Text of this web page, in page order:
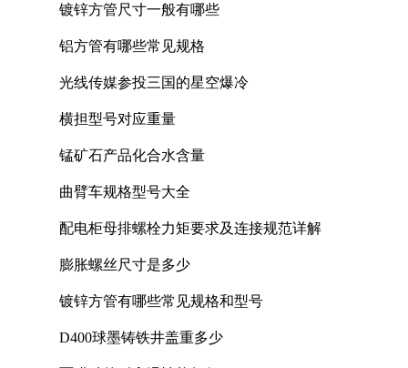
镀锌方管尺寸一般有哪些
铝方管有哪些常见规格
光线传媒参投三国的星空爆冷
横担型号对应重量
锰矿石产品化合水含量
曲臂车规格型号大全
配电柜母排螺栓力矩要求及连接规范详解
膨胀螺丝尺寸是多少
镀锌方管有哪些常见规格和型号
D400球墨铸铁井盖重多少